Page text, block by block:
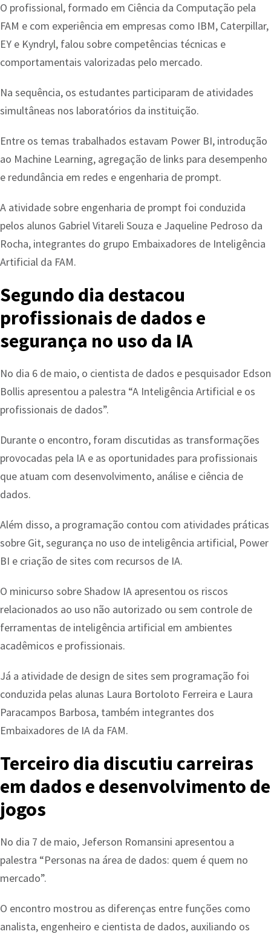
O profissional, formado em Ciência da Computação pela
FAM e com experiência em empresas como IBM, Caterpillar,
EY e Kyndryl, falou sobre competências técnicas e
comportamentais valorizadas pelo mercado.
Na sequência, os estudantes participaram de atividades
simultâneas nos laboratórios da instituição.
Entre os temas trabalhados estavam Power BI, introdução
ao Machine Learning, agregação de links para desempenho
e redundância em redes e engenharia de prompt.
A atividade sobre engenharia de prompt foi conduzida
pelos alunos Gabriel Vitareli Souza e Jaqueline Pedroso da
Rocha, integrantes do grupo Embaixadores de Inteligência
Artificial da FAM.
Segundo dia destacou
profissionais de dados e
segurança no uso da IA
No dia 6 de maio, o cientista de dados e pesquisador Edson
Bollis apresentou a palestra “A Inteligência Artificial e os
profissionais de dados”.
Durante o encontro, foram discutidas as transformações
provocadas pela IA e as oportunidades para profissionais
que atuam com desenvolvimento, análise e ciência de
dados.
Além disso, a programação contou com atividades práticas
sobre Git, segurança no uso de inteligência artificial, Power
BI e criação de sites com recursos de IA.
O minicurso sobre Shadow IA apresentou os riscos
relacionados ao uso não autorizado ou sem controle de
ferramentas de inteligência artificial em ambientes
acadêmicos e profissionais.
Já a atividade de design de sites sem programação foi
conduzida pelas alunas Laura Bortoloto Ferreira e Laura
Paracampos Barbosa, também integrantes dos
Embaixadores de IA da FAM.
Terceiro dia discutiu carreiras
em dados e desenvolvimento de
jogos
No dia 7 de maio, Jeferson Romansini apresentou a
palestra “Personas na área de dados: quem é quem no
mercado”.
O encontro mostrou as diferenças entre funções como
analista, engenheiro e cientista de dados, auxiliando os